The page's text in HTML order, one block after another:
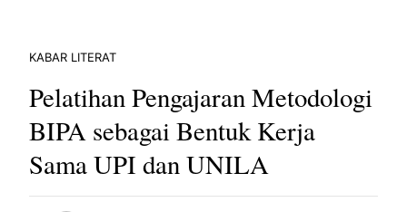
KABAR LITERAT
Pelatihan Pengajaran Metodologi
BIPA sebagai Bentuk Kerja
Sama UPI dan UNILA